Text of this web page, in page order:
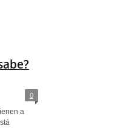
0
a